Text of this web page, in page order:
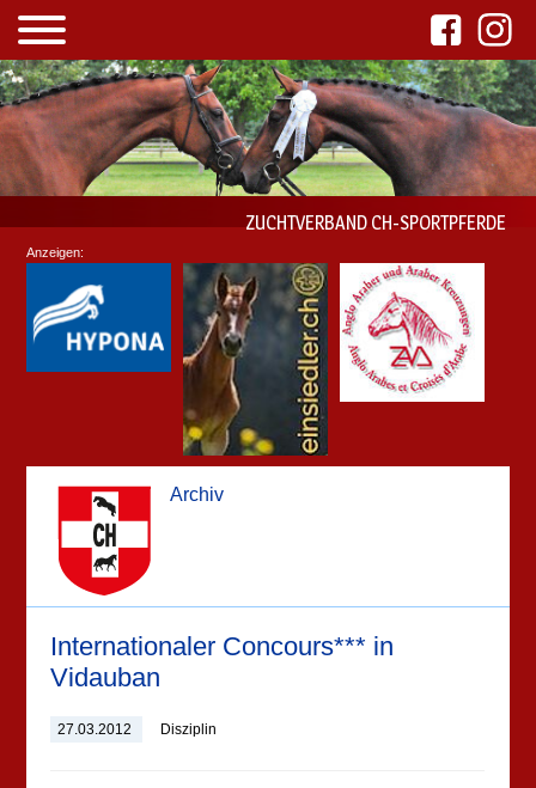
ZUCHTVERBAND CH-SPORTPFERDE
Archiv
Internationaler Concours*** in
Vidauban
27.03.2012 Disziplin
Anzeigen: